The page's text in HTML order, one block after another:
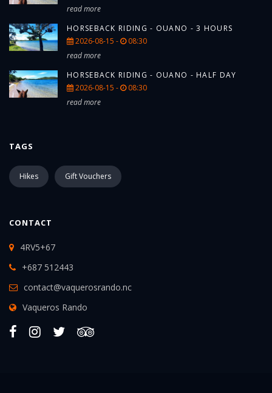
read more
HORSEBACK RIDING - OUANO - 3 HOURS
2026-08-15 -
08:30
read more
HORSEBACK RIDING - OUANO - HALF DAY
2026-08-15 -
08:30
read more
TAGS
Hikes Gift Vouchers
CONTACT
4RV5+67
+687 512443
contact@vaquerosrando.nc
Vaqueros Rando